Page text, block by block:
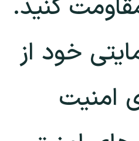
کنید.
خود از
۲۲۳۱ شورای امنیت